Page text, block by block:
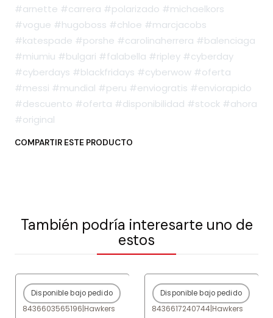
#arnette #carrera #polarizado #michaelkors
#vogue #hugoboss #chloe #marcjacobs
#katespade #porshe #carolinaherrera #balenciaga
#miumiu #bulgari #falabella #ripley #cyberday
#cyberdays #blackfridays #cyberwow #oferta
#messi #mundial #peru #enviogratis #enviorapido
#descuento #oferta #disponibilidad #stock #ahora
#original
COMPARTIR ESTE PRODUCTO
También podría interesarte uno de
estos
-80%OFF
Agotado
Disponible bajo pedido
8436603565196|Hawkers
-80%OFF
Agotado
Disponible bajo pedido
8436617240744|Hawkers